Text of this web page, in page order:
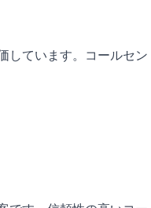
しています。コールセン